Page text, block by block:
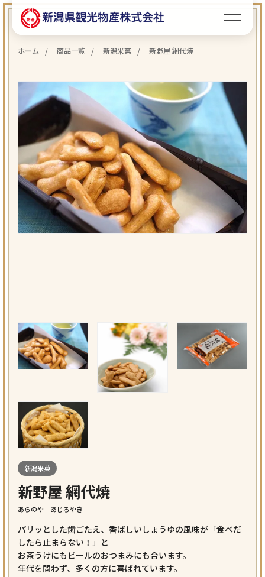
ホーム 商品一覧 新潟米菓 新野屋 網代焼
新潟米菓
新野屋 網代焼
あらのや あじろやき
パリッとした歯ごたえ、香ばしいしょうゆの風味が「食べだ
したら止まらない！」と
お茶うけにもビールのおつまみにも合います。
年代を問わず、多くの方に喜ばれています。